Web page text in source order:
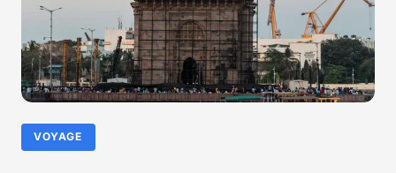
VOYAGE